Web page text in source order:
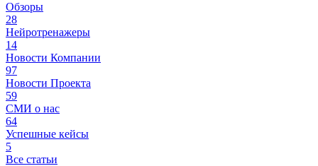
Обзоры
28
Нейротренажеры
14
Новости Компании
97
Новости Проекта
59
СМИ о нас
64
Успешные кейсы
5
Все статьи